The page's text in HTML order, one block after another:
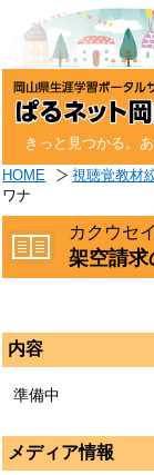
きっと見つかる。
HOME 視聴覚教材
ワナ
カクウセ
架空請求
内容
準備中
メディア情報